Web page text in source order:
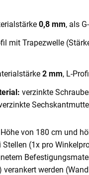
0,8 mm, als
mit Trapezwelle
2 mm, L-
verzinkte
von 180 cm und
(1x pro
verankert werden